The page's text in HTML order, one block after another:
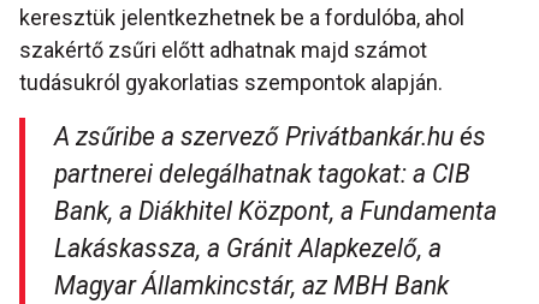
keresztük jelentkezhetnek be a fordulóba, ahol
szakértő zsűri előtt adhatnak majd számot
tudásukról gyakorlatias szempontok alapján.
A zsűribe a szervező Privátbankár.hu és
partnerei delegálhatnak tagokat: a CIB
Bank, a Diákhitel Központ, a Fundamenta
Lakáskassza, a Gránit Alapkezelő, a
Magyar Államkincstár, az MBH Bank